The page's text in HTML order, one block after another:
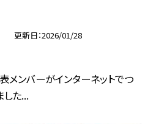
更新日 2026/01/28
メンバーがインターネットでつ
た...